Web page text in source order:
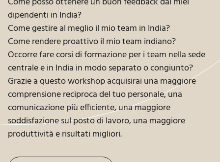
dipendenti in India?
Come gestire al meglio il mio team in India?
Come rendere proattivo il mio team indiano?
Occorre fare corsi di formazione per i team nella sede
centrale e in India in modo separato o congiunto?
Grazie a questo workshop acquisirai una maggiore
comprensione reciproca del tuo personale, una
comunicazione più efficiente, una maggiore
soddisfazione sul posto di lavoro, una maggiore
produttività e risultati migliori.